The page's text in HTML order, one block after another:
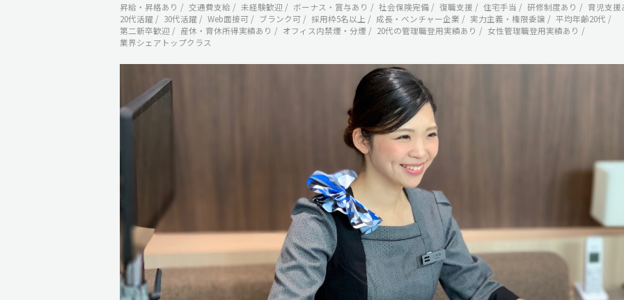
昇給・昇格あり 交通費支給 未経験歓迎 ボーナス・賞与あり 社会保険完備 復職支援 住宅手当 研修制度あり
育児支援
20代活躍
30代活躍 Web面接可 ブランク可 採用枠5名以上 成長・ベンチャー企業 実力主義・権限委譲
平均年齢20代
第二新卒歓迎
産休・育休所得実績あり オフィス内禁煙・分煙 20代の管理職登用実績あり
女性管理職登用実績あり
業界シェアトップクラス